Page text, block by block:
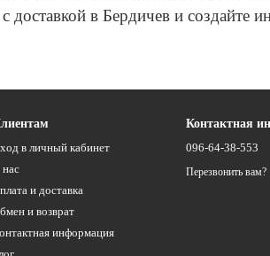
в Бердичев и создайте
в личный кабинет
и доставка
и возврат
информация
Контактная
096-64-38-553
Перезвонить вам?